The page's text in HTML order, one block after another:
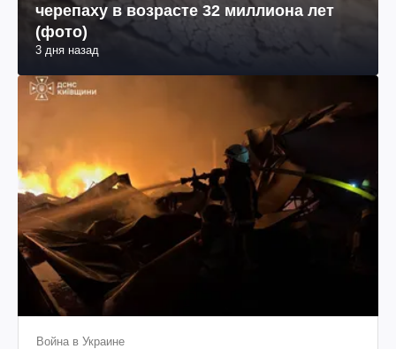
черепаху в возрасте 32 миллиона лет
(фото)
3 дня назад
Война в Украине